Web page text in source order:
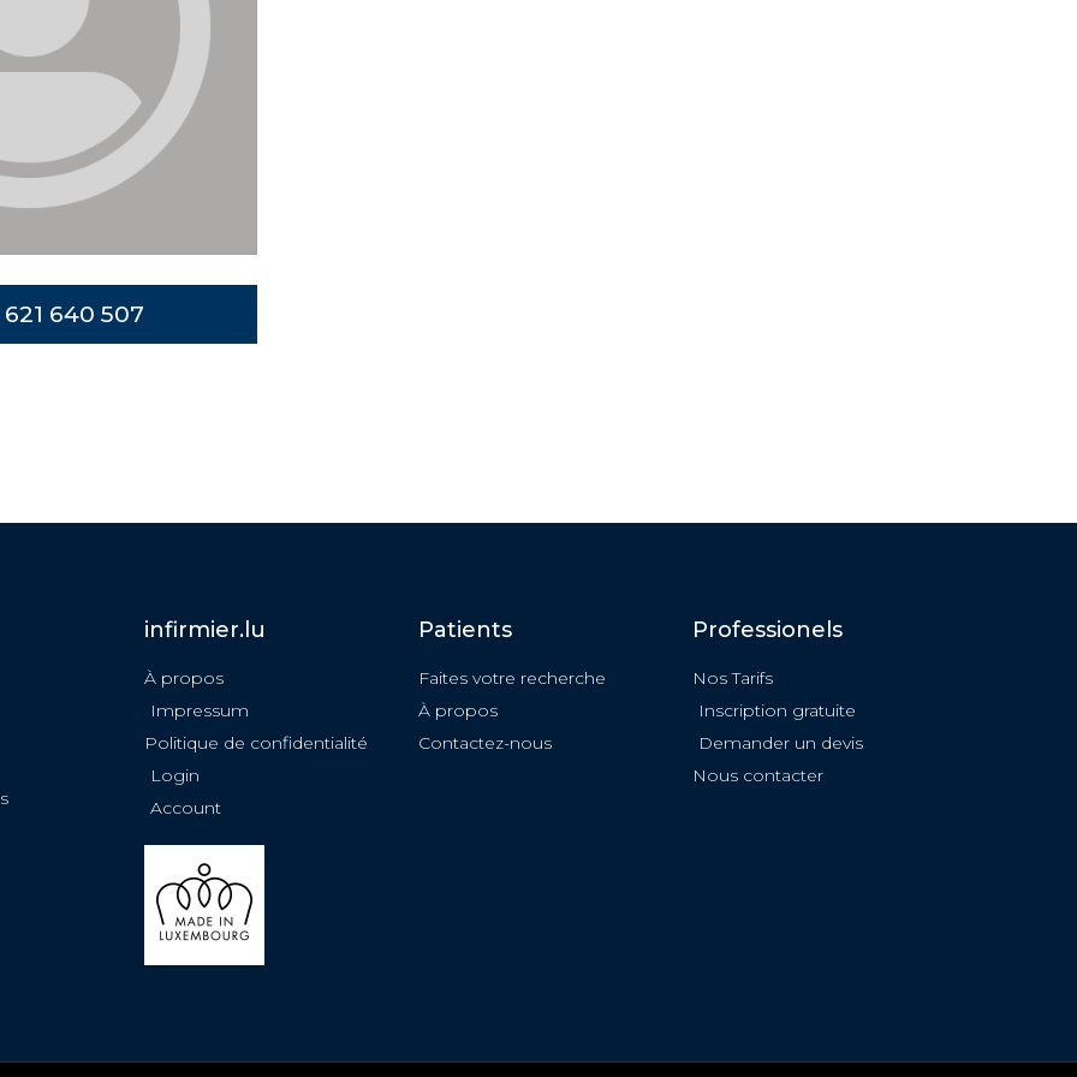
640 507
infirmier.lu
À propos
Impressum
Politique de confidentialité
Login
Account
Patients
Faites votre recherche
À propos
Contactez-nous
Professionels
Nos Tarifs
Inscription gratuite
Demander un devis
Nous contacter